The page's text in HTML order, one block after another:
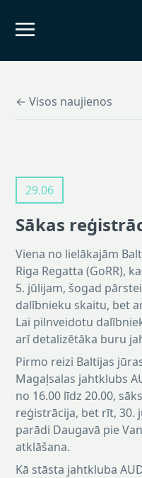
← Visos naujienos
29.06
Sākas
Viena no lielākajām
Riga Regatta (GoRR),
5. jūlijam, šogad
dalībnieku skaitu, bet
Lai pilnveidotu
arī detalizētāka buru
Pirmo reizi Baltijas
Magaļsalas jahtklubs
no 16.00 līdz 20.00,
reģistrācija, bet rīt, 30.
parādi Daugavā pie
atklāšana.
Kā stāsta jahtkluba